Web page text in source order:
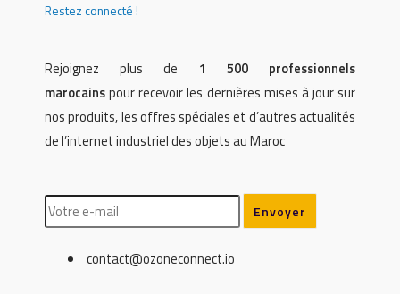
Restez connecté !
Rejoignez plus de 1 500 professionnels
marocainspour recevoir les dernières mises à jour sur
nos produits, les offres spéciales et d’autres actualités
de l’internet industriel des objets au Maroc
contact@ozoneconnect.io